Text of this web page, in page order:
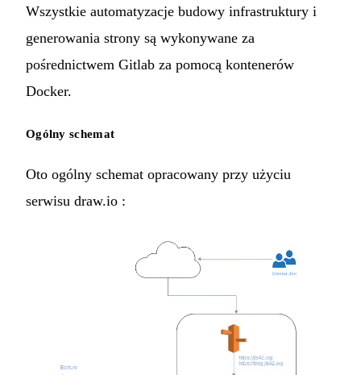
Wszystkie automatyzacje budowy infrastruktury i
generowania strony są wykonywane za
pośrednictwem Gitlab za pomocą kontenerów
Docker.
Ogólny schemat
Oto ogólny schemat opracowany przy użyciu
serwisu draw.io :